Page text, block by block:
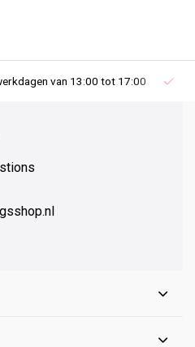
van 13:00 tot 17:00